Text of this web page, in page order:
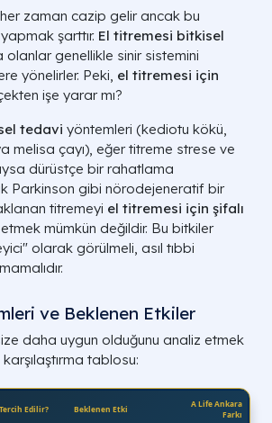
zaman cazip gelir ancak bu
şarttır. El titremesi bitkisel
olanlar genellikle sinir sistemini
yönelirler. Peki, el titremesi için
işe yarar mı?
tedavi yöntemleri (kediotu kökü,
melisa çayı), eğer titreme strese ve
dürüstçe bir rahatlama
Parkinson gibi nörodejeneratif bir
titremeyi el titremesi için şifalı
mümkün değildir. Bu bitkiler
olarak görülmeli, asıl tıbbi
ve Beklenen Etkiler
daha uygun olduğunu analiz etmek
karşılaştırma tablosu: